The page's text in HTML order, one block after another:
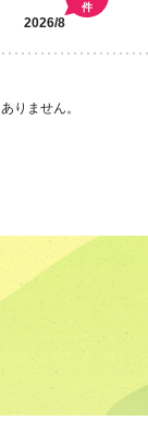
2026/8
件
りません。